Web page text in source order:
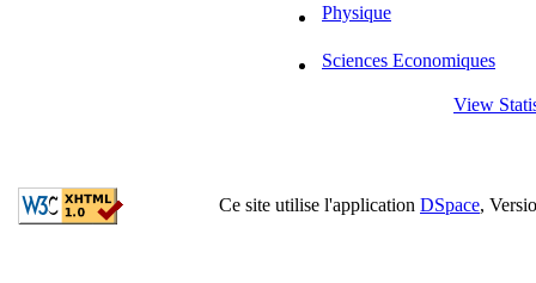
Physique
Sciences Economiques
View
Ce site utilise l'application DSpace,